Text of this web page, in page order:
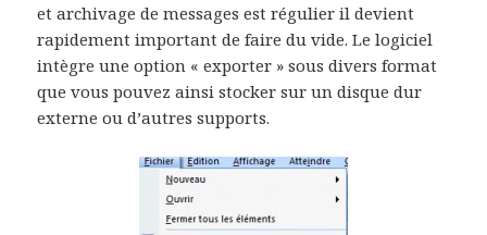
et archivage de messages est régulier il devient
rapidement important de faire du vide. Le logiciel
intègre une option « exporter » sous divers format
que vous pouvez ainsi stocker sur un disque dur
externe ou d’autres supports.